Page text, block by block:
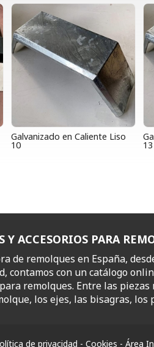
Galvanizado en Caliente Liso
10 13
ACCESORIOS PARA
de remolques en España,
contamos con un catálogo
remolques. Entre las
los ejes, las bisagras, los
de privacidad - Cookies - Área